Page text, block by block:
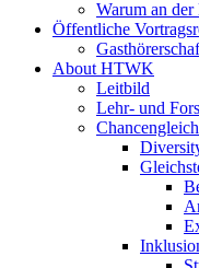
Warum an
Öffentliche
About HTWK
Leitbild
Lehr- und